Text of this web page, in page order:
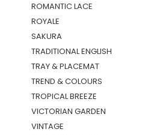
ROMANTIC LACE
ROYALE
SAKURA
TRADITIONAL ENGLISH
TRAY & PLACEMAT
TREND & COLOURS
TROPICAL BREEZE
VICTORIAN GARDEN
VINTAGE